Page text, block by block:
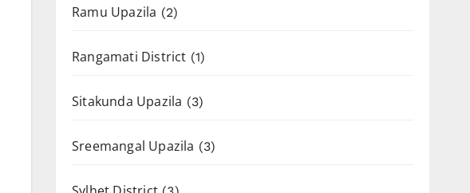
Ramu Upazila (2)
Rangamati District (1)
Sitakunda Upazila (3)
Sreemangal Upazila (3)